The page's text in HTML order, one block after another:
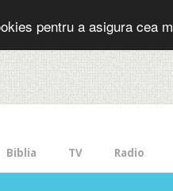
pentru a asigura cea
Biblia TV Radio